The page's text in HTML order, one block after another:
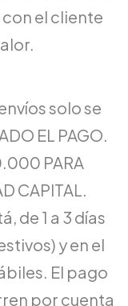
el cliente
solo se
EL PAGO.
PARA
CAPITAL.
de 1 a 3 días
y en el
El pago
por cuenta